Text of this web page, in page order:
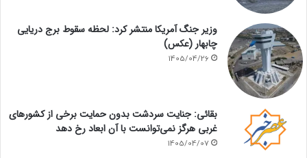
وزیر جنگ آمریکا منتشر کرد: لحظه سقوط برج دریایی
چابهار (عکس)
1405/04/26
بقائی: جنایت سردشت بدون حمایت برخی از کشورهای
غربی هرگز نمی‌توانست با آن ابعاد رخ دهد
1405/04/07